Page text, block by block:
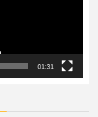
01:31